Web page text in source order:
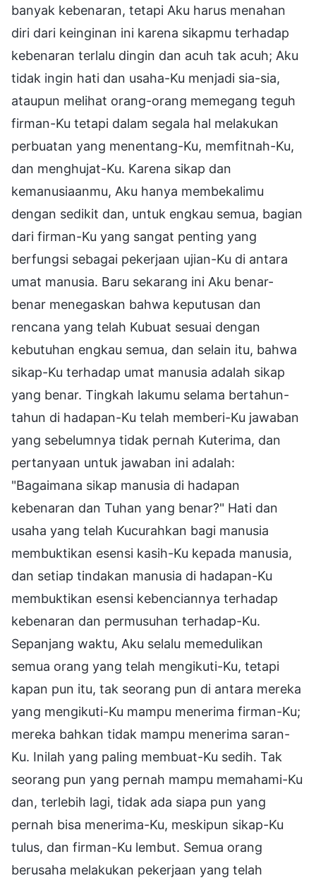
banyak kebenaran, tetapi Aku harus menahan
diri dari keinginan ini karena sikapmu terhadap
kebenaran terlalu dingin dan acuh tak acuh; Aku
tidak ingin hati dan usaha-Ku menjadi sia-sia,
ataupun melihat orang-orang memegang teguh
firman-Ku tetapi dalam segala hal melakukan
perbuatan yang menentang-Ku, memfitnah-Ku,
dan menghujat-Ku. Karena sikap dan
kemanusiaanmu, Aku hanya membekalimu
dengan sedikit dan, untuk engkau semua, bagian
dari firman-Ku yang sangat penting yang
berfungsi sebagai pekerjaan ujian-Ku di antara
umat manusia. Baru sekarang ini Aku benar-
benar menegaskan bahwa keputusan dan
rencana yang telah Kubuat sesuai dengan
kebutuhan engkau semua, dan selain itu, bahwa
sikap-Ku terhadap umat manusia adalah sikap
yang benar. Tingkah lakumu selama bertahun-
tahun di hadapan-Ku telah memberi-Ku jawaban
yang sebelumnya tidak pernah Kuterima, dan
pertanyaan untuk jawaban ini adalah:
"Bagaimana sikap manusia di hadapan
kebenaran dan Tuhan yang benar?" Hati dan
usaha yang telah Kucurahkan bagi manusia
membuktikan esensi kasih-Ku kepada manusia,
dan setiap tindakan manusia di hadapan-Ku
membuktikan esensi kebenciannya terhadap
kebenaran dan permusuhan terhadap-Ku.
Sepanjang waktu, Aku selalu memedulikan
semua orang yang telah mengikuti-Ku, tetapi
kapan pun itu, tak seorang pun di antara mereka
yang mengikuti-Ku mampu menerima firman-Ku;
mereka bahkan tidak mampu menerima saran-
Ku. Inilah yang paling membuat-Ku sedih. Tak
seorang pun yang pernah mampu memahami-Ku
dan, terlebih lagi, tidak ada siapa pun yang
pernah bisa menerima-Ku, meskipun sikap-Ku
tulus, dan firman-Ku lembut. Semua orang
berusaha melakukan pekerjaan yang telah